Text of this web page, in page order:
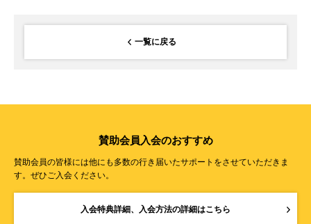
一覧に戻る
賛助会員入会のおすすめ
賛助会員の皆様には他にも多数の行き届いたサポートをさせていただきま
す。ぜひご入会ください。
入会特典詳細、入会方法の詳細はこちら